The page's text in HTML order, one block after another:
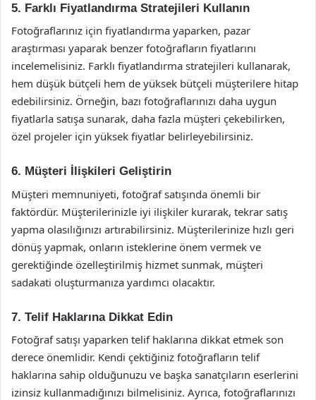
5. Farklı Fiyatlandırma Stratejileri Kullanın
Fotoğraflarınız için fiyatlandırma yaparken, pazar
araştırması yaparak benzer fotoğrafların fiyatlarını
incelemelisiniz. Farklı fiyatlandırma stratejileri kullanarak,
hem düşük bütçeli hem de yüksek bütçeli müşterilere hitap
edebilirsiniz. Örneğin, bazı fotoğraflarınızı daha uygun
fiyatlarla satışa sunarak, daha fazla müşteri çekebilirken,
özel projeler için yüksek fiyatlar belirleyebilirsiniz.
6. Müşteri İlişkileri Geliştirin
Müşteri memnuniyeti, fotoğraf satışında önemli bir
faktördür. Müşterilerinizle iyi ilişkiler kurarak, tekrar satış
yapma olasılığınızı artırabilirsiniz. Müşterilerinize hızlı geri
dönüş yapmak, onların isteklerine önem vermek ve
gerektiğinde özelleştirilmiş hizmet sunmak, müşteri
sadakati oluşturmanıza yardımcı olacaktır.
7. Telif Haklarına Dikkat Edin
Fotoğraf satışı yaparken telif haklarına dikkat etmek son
derece önemlidir. Kendi çektiğiniz fotoğrafların telif
haklarına sahip olduğunuzu ve başka sanatçıların eserlerini
izinsiz kullanmadığınızı bilmelisiniz. Ayrıca, fotoğraflarınızı